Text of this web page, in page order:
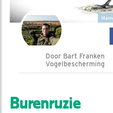
Door Bart Franken
Vogelbescherming
Burenruzie